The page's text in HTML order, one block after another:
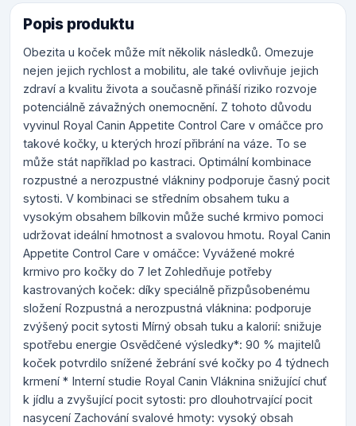
Popis produktu
Obezita u koček může mít několik následků. Omezuje
nejen jejich rychlost a mobilitu, ale také ovlivňuje jejich
zdraví a kvalitu života a současně přináší riziko rozvoje
potenciálně závažných onemocnění. Z tohoto důvodu
vyvinul Royal Canin Appetite Control Care v omáčce pro
takové kočky, u kterých hrozí přibrání na váze. To se
může stát například po kastraci. Optimální kombinace
rozpustné a nerozpustné vlákniny podporuje časný pocit
sytosti. V kombinaci se středním obsahem tuku a
vysokým obsahem bílkovin může suché krmivo pomoci
udržovat ideální hmotnost a svalovou hmotu. Royal Canin
Appetite Control Care v omáčce: Vyvážené mokré
krmivo pro kočky do 7 let Zohledňuje potřeby
kastrovaných koček: díky speciálně přizpůsobenému
složení Rozpustná a nerozpustná vláknina: podporuje
zvýšený pocit sytosti Mírný obsah tuku a kalorií: snižuje
spotřebu energie Osvědčené výsledky*: 90 % majitelů
koček potvrdilo snížené žebrání své kočky po 4 týdnech
krmení * Interní studie Royal Canin Vláknina snižující chuť
k jídlu a zvyšující pocit sytosti: pro dlouhotrvající pocit
nasycení Zachování svalové hmoty: vysoký obsah